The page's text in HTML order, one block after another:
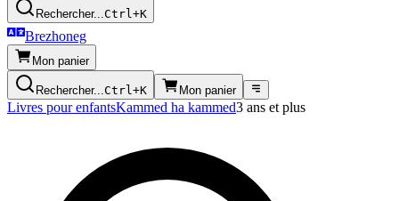
Rechercher...Ctrl+K
Brezhoneg
Mon panier
Rechercher...Ctrl+K Mon panier
Livres pour enfantsKammed ha kammed3 ans et plus